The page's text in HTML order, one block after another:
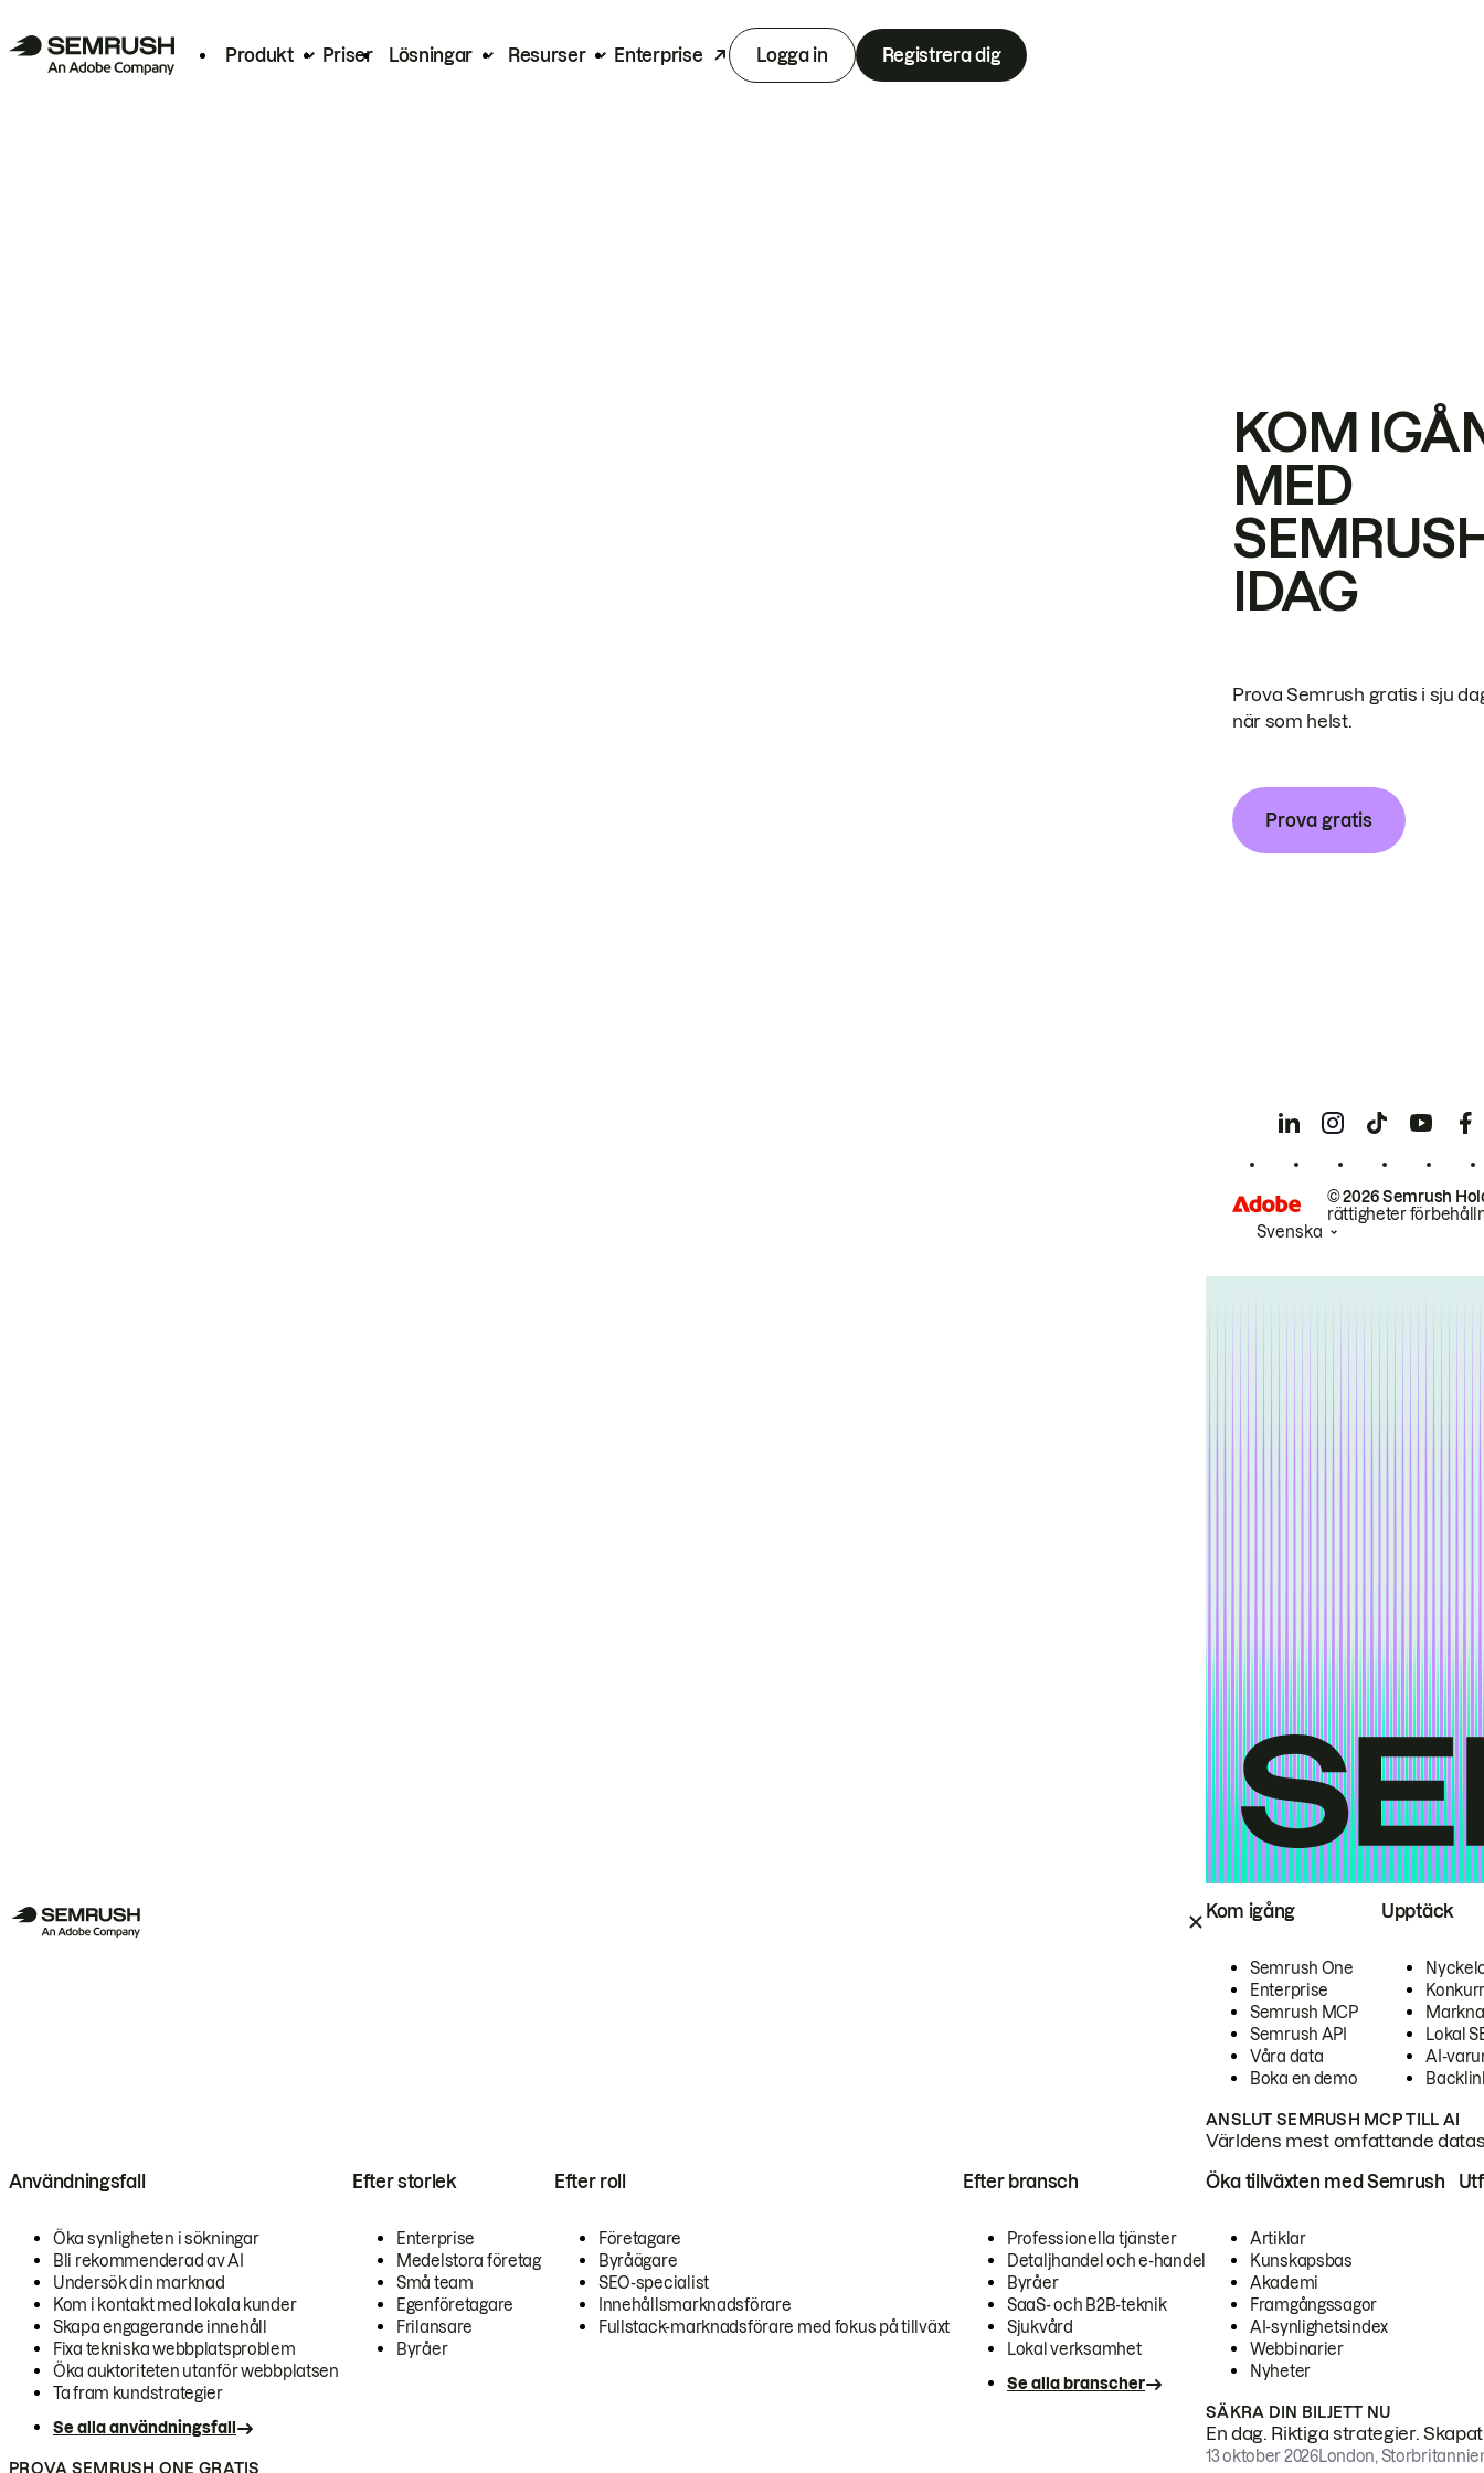
Produkt Priser Lösningar Resurser Enterprise Logga in Registrera dig
Kom igång
Semrush One
Enterprise
Semrush MCP
Semrush API
Våra data
Boka en demo
Upptäck
Lokal
AI-
ANSLUT SEMRUSH MCP TILL AI
Världens mest omfattande
Användningsfall
Öka synligheten i sökningar
Bli rekommenderad av AI
Undersök din marknad
Kom i kontakt med lokala kunder
Skapa engagerande innehåll
Fixa tekniska webbplatsproblem
Öka auktoriteten utanför webbplatsen
Ta fram kundstrategier
Se alla användningsfall
Efter storlek
Enterprise
Medelstora företag
Små team
Egenföretagare
Frilansare
Byråer
Efter roll
Företagare
Byråägare
SEO-specialist
Innehållsmarknadsförare
Fullstack-marknadsförare med fokus på tillväxt
Efter bransch
Professionella tjänster
Detaljhandel och e-handel
Byråer
SaaS- och B2B-teknik
Sjukvård
Lokal verksamhet
Se alla branscher
PROVA SEMRUSH ONE GRATIS
Öka tillväxten med Semrush
Artiklar
Kunskapsbas
Akademi
Framgångssagor
AI-synlighetsindex
Webbinarier
Nyheter
SÄKRA DIN BILJETT NU
En dag. Riktiga strategier.
13 oktober 2026London,
KOM
MED
IDAG
Prova Semrush gratis i sju
när som helst.
Prova gratis
© 2026 Semrush
rättigheter
Svenska